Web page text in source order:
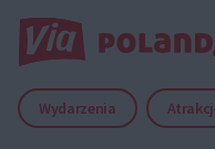
Wydarzenia